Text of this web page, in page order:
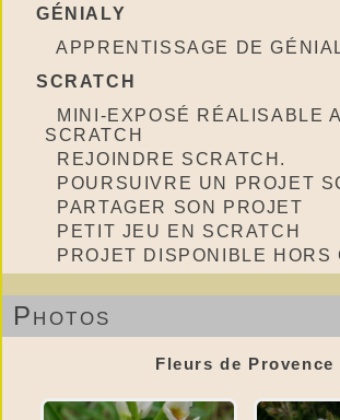
GÉNIALY
APPRENTISSAGE DE
SCRATCH
MINI-EXPOSÉ RÉALISABLE
SCRATCH
REJOINDRE SCRATCH.
POURSUIVRE UN PROJET
PARTAGER SON PROJET
PETIT JEU EN SCRATCH
PROJET DISPONIBLE HORS
Photos
Fleurs de Provence